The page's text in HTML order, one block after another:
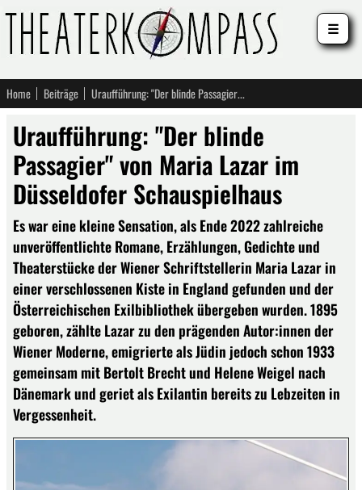
Home Beiträge Uraufführung: "Der blinde Passagier" von Maria Lazar im Düsseldofer Schauspielhaus
Uraufführung: "Der blinde
Passagier" von Maria Lazar im
Düsseldofer Schauspielhaus
Es war eine kleine Sensation, als Ende 2022 zahlreiche
unveröffentlichte Romane, Erzählungen, Gedichte und
Theaterstücke der Wiener Schriftstellerin Maria Lazar in
einer verschlossenen Kiste in England gefunden und der
Österreichischen Exilbibliothek übergeben wurden. 1895
geboren, zählte Lazar zu den prägenden Autor:innen der
Wiener Moderne, emigrierte als Jüdin jedoch schon 1933
gemeinsam mit Bertolt Brecht und Helene Weigel nach
Dänemark und geriet als Exilantin bereits zu Lebzeiten in
Vergessenheit.
☰